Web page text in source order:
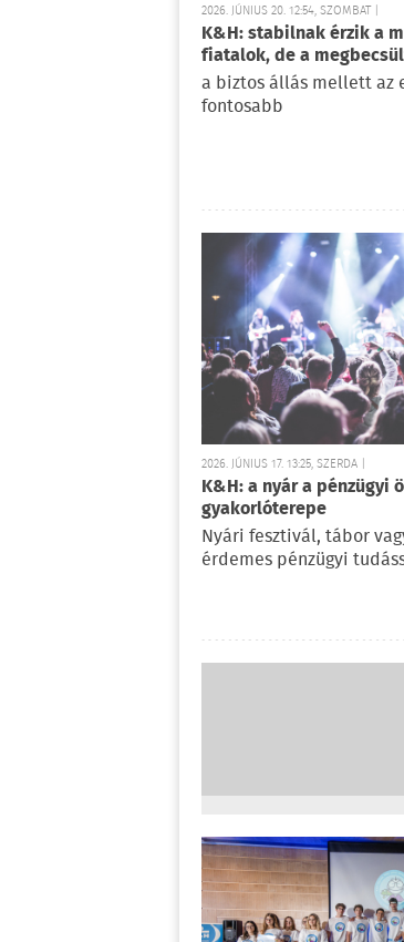
2026. JÚNIUS 20. 12:54, SZOMBAT |
K&H: stabilnak érzik a
fiatalok, de a
a biztos állás mellett az
fontosabb
2026. JÚNIUS 17. 13:25, SZERDA |
K&H: a nyár a pénzügyi
gyakorlóterepe
Nyári fesztivál, tábor
érdemes pénzügyi